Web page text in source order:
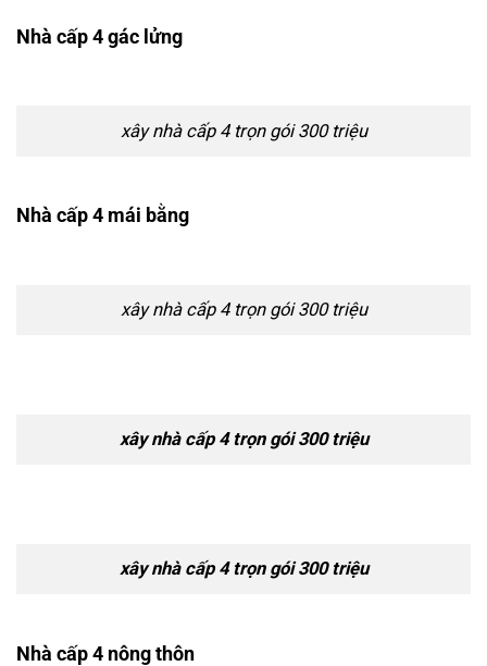
Nhà cấp 4 gác lửng
xây nhà cấp 4 trọn gói 300 triệu
Nhà cấp 4 mái bằng
xây nhà cấp 4 trọn gói 300 triệu
xây nhà cấp 4 trọn gói 300 triệu
xây nhà cấp 4 trọn gói 300 triệu
Nhà cấp 4 nông thôn